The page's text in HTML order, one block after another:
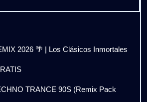
2026 🌴 | Los Clásicos Inmortales
TRANCE 90S (Remix Pack